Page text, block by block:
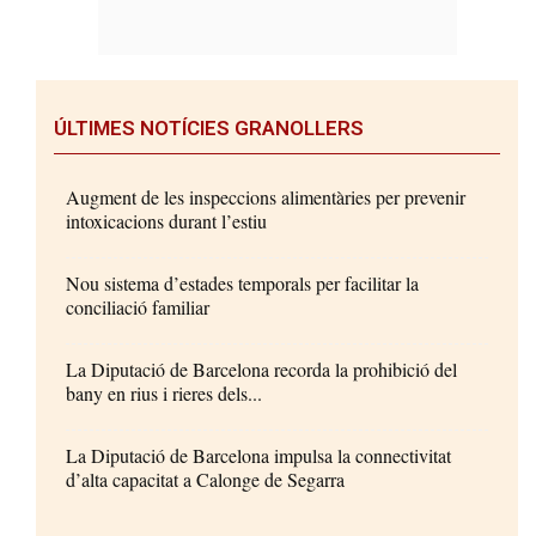
ÚLTIMES NOTÍCIES GRANOLLERS
Augment de les inspeccions alimentàries per prevenir
intoxicacions durant l’estiu
Nou sistema d’estades temporals per facilitar la
conciliació familiar
La Diputació de Barcelona recorda la prohibició del
bany en rius i rieres dels...
La Diputació de Barcelona impulsa la connectivitat
d’alta capacitat a Calonge de Segarra